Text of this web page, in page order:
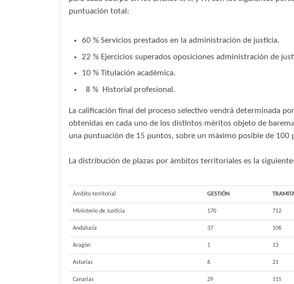
puntuación total:
60 % Servicios prestados en la administración de justicia.
22 % Ejercicios superados oposiciones administración de
10 % Titulación académica.
8 % Historial profesional.
La calificación final del proceso selectivo vendrá determinada
obtenidas en cada uno de los distintos méritos objeto de
una puntuación de 15 puntos, sobre un máximo posible de 100
La distribución de plazas por ámbitos territoriales es la
Ámbito territorial GESTIÓN
Ministerio de Justicia 170 712
Andalucía 37 106
Aragón 1 13
Asturias 6 21
Canarias 29 115